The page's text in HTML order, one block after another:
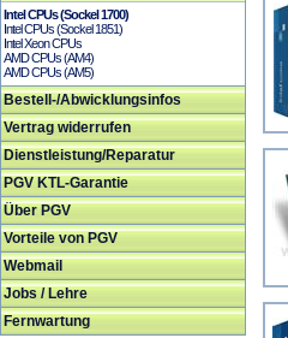
Intel CPUs (Sockel 1700)
Intel CPUs (Sockel 1851)
Intel Xeon CPUs
AMD CPUs (AM4)
AMD CPUs (AM5)
Bestell-/Abwicklungsinfos
Vertrag widerrufen
Dienstleistung/Reparatur
PGV KTL-Garantie
Über PGV
Vorteile von PGV
Webmail
Jobs / Lehre
Fernwartung